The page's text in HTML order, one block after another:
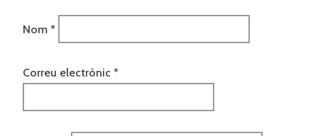
Nom *
Correu electrònic *